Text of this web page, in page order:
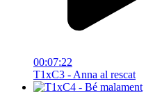
00:07:22
T1xC3 - Anna al rescat